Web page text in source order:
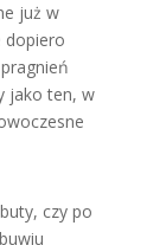
już w
dopiero
jako ten, w
czy po